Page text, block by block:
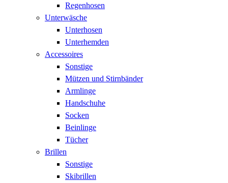
Regenhosen
Unterwäsche
Unterhosen
Unterhemden
Accessoires
Sonstige
Mützen und Stirnbänder
Armlinge
Handschuhe
Socken
Beinlinge
Tücher
Brillen
Sonstige
Skibrillen